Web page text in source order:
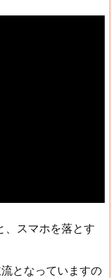
、スマホを落とす
となっていますの